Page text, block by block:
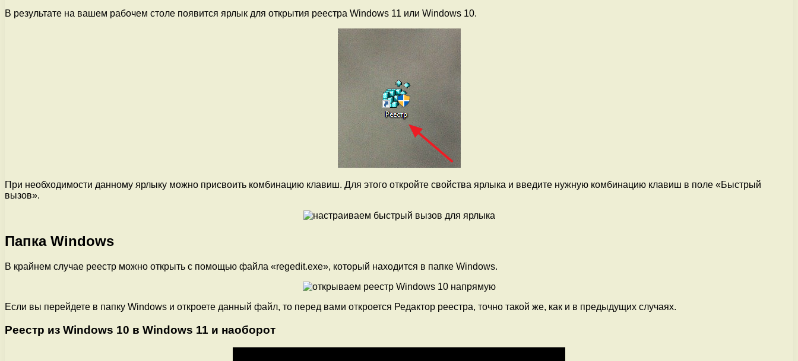
В результате на вашем рабочем столе появится ярлык для открытия реестра Windows 11 или Windows 10.
При необходимости данному ярлыку можно присвоить комбинацию клавиш. Для этого откройте свойства ярлыка и введите нужную комбинацию клавиш в поле «Быстрый
вызов».
Папка Windows
В крайнем случае реестр можно открыть с помощью файла «regedit.exe», который находится в папке Windows.
Если вы перейдете в папку Windows и откроете данный файл, то перед вами откроется Редактор реестра, точно такой же, как и в предыдущих случаях.
Реестр из Windows 10 в Windows 11 и наоборот